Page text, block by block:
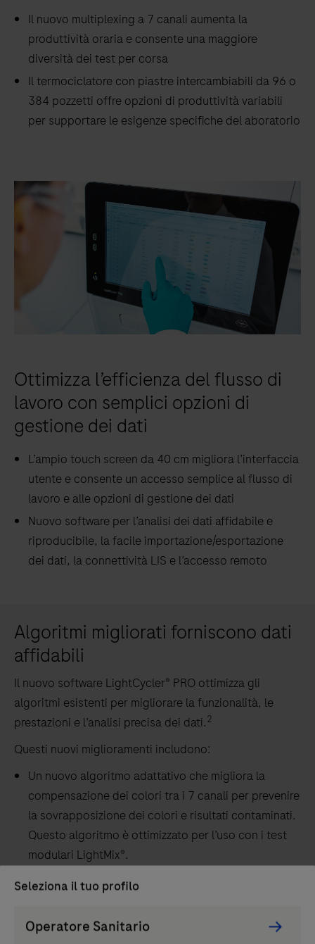
Il nuovo multiplexing a 7 canali aumenta la
produttività oraria e consente una maggiore
diversità dei test per corsa
Il termociclatore con piastre intercambiabili da 96 o
384 pozzetti offre opzioni di produttività variabili
per supportare le esigenze specifiche del aboratorio
Ottimizza l’efficienza del flusso di
lavoro con semplici opzioni di
gestione dei dati
L’ampio touch screen da 40 cm migliora l’interfaccia
utente e consente un accesso semplice al flusso di
lavoro e alle opzioni di gestione dei dati
Nuovo software per l’analisi dei dati affidabile e
riproducibile, la facile importazione/esportazione
dei dati, la connettività LIS e l’accesso remoto
Algoritmi migliorati forniscono dati
affidabili
Il nuovo software LightCycler® PRO ottimizza gli
algoritmi esistenti per migliorare la funzionalità, le
prestazioni e l’analisi precisa dei dati.2
Questi nuovi miglioramenti includono:
Un nuovo algoritmo adattativo che migliora la
compensazione dei colori tra i 7 canali per prevenire
la sovrapposizione dei colori e risultati contaminati.
Questo algoritmo è ottimizzato per l’uso con i test
modulari LightMix®.
Algoritmo derivativo aggiornato che determina in
automatico il valore di Cq dai dati di corsa della PCR
per una call affidabile dei risultati.
Seleziona il tuo profilo
Picker
Operatore Sanitario